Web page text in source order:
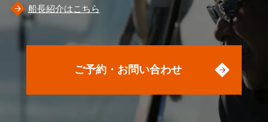
船長紹介はこちら
ご予約・お問い合わせ